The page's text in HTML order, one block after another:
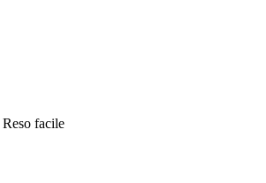
Reso facile